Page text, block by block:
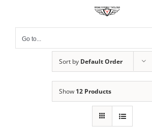
contentGo to...
Sort by Default Order
Show 12 Products